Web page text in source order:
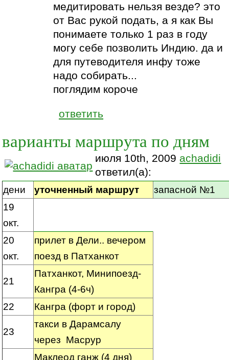
медитировать нельзя везде? это
от Вас рукой подать, а я как Вы
понимаете только 1 раз в году
могу себе позволить Индию. да и
для путеводителя инфу тоже
надо собирать...
поглядим короче
ответить
варианты маршрута по дням
июля 10th, 2009 achadidi
ответил(а):
дени уточненный маршрут
запасной №1
19
окт.
20
окт.
прилет в Дели.. вечером
поезд в Патханкот
21
Патханкот, Минипоезд-
Кангра (4-6ч)
22
Кангра (форт и город)
23
такси в Дарамсалу
через Масрур
Маклеод ганж (4 дня)